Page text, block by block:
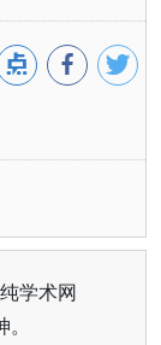
学术网